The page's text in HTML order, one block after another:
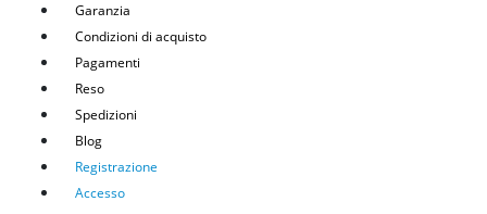
Garanzia
Condizioni di acquisto
Pagamenti
Reso
Spedizioni
Blog
Registrazione
Accesso